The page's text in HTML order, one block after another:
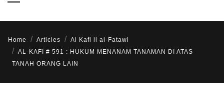
Home Articles
Al Kafi li al-Fatawi
AL-KAFI # 591 : HUKUM MENANAM TANAMAN DI ATAS
TANAH ORANG LAIN